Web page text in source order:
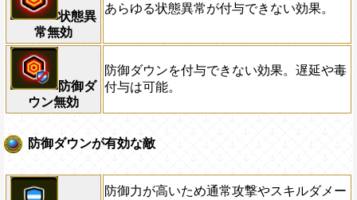
状態異
常無効
あらゆる状態異常が付与できない効果。
防御ダ
ウン無効
防御ダウンを付与できない効果。遅延や毒
付与は可能。
防御ダウンが有効な敵
防御力が高いため通常攻撃やスキルダメー